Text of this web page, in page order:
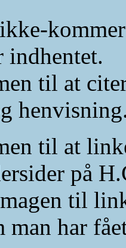
indhentet.
til at
til at
på
til
man har